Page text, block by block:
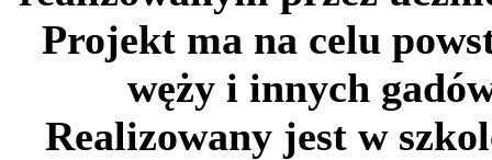
Projekt ma na celu
węży i innych
Realizowany jest w